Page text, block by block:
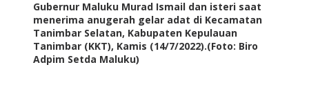
Gubernur Maluku Murad Ismail dan isteri saat
menerima anugerah gelar adat di Kecamatan
Tanimbar Selatan, Kabupaten Kepulauan
Tanimbar (KKT), Kamis (14/7/2022).(Foto: Biro
Adpim Setda Maluku)